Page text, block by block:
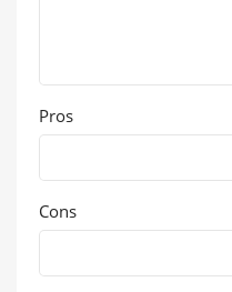
Pros
Cons